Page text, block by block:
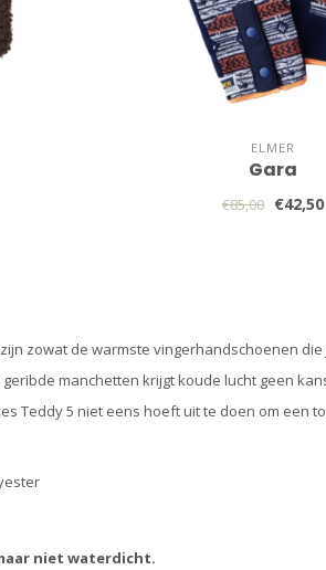
ELMER
Gara
€85,00 €42,50
zowat de warmste vingerhandschoenen
manchetten krijgt koude lucht geen
Teddy 5 niet eens hoeft uit te doen om een
niet waterdicht.